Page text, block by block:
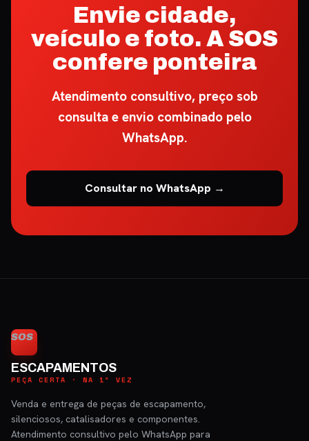
Envie cidade,
veículo e foto. A SOS
confere ponteira
Atendimento consultivo, preço sob
consulta e envio combinado pelo
WhatsApp.
Consultar no WhatsApp →
SOS
ESCAPAMENTOS
PEÇA CERTA · NA 1ª VEZ
Venda e entrega de peças de escapamento,
silenciosos, catalisadores e componentes.
Atendimento consultivo pelo WhatsApp para